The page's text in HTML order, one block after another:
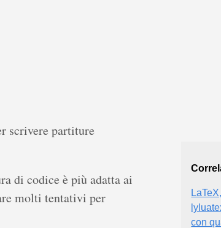
scrivere partiture
di codice è più adatta ai
molti tentativi per
con